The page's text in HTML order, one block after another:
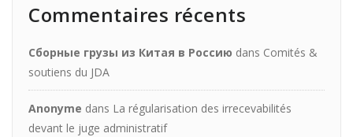
Commentaires récents
Сборные грузы из Китая в Россию dans Comités &
soutiens du JDA
Anonyme dans La régularisation des irrecevabilités
devant le juge administratif